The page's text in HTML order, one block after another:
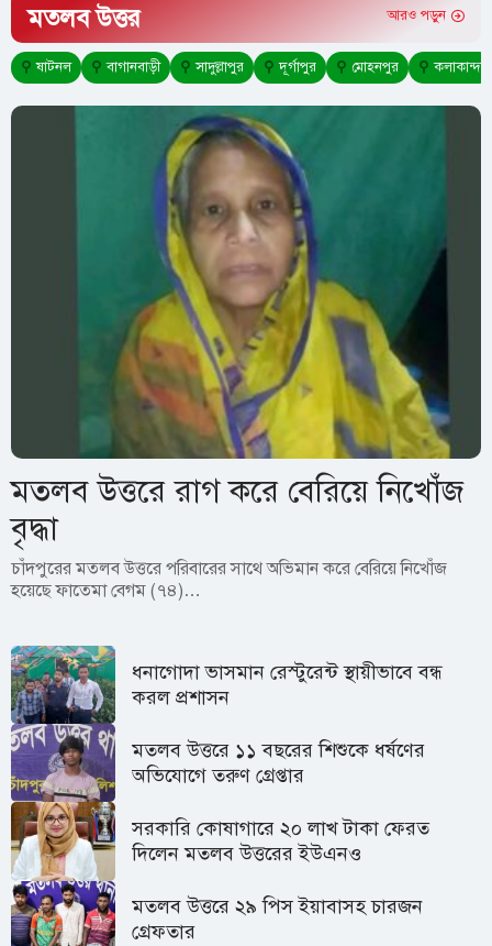
মতলব উত্তর আরও পড়ুন
⚲ ষাটনল ⚲ বাগানবাড়ী ⚲ সাদুল্লাপুর ⚲ দূর্গাপুর ⚲ মোহনপুর ⚲ কলাকান্দা
মতলব উত্তরে রাগ করে বেরিয়ে নিখোঁজ
বৃদ্ধা
চাঁদপুরের মতলব উত্তরে পরিবারের সাথে অভিমান করে বেরিয়ে নিখোঁজ
হয়েছে ফাতেমা বেগম (৭৪)…
ধনাগোদা ভাসমান রেস্টুরেন্ট স্থায়ীভাবে বন্ধ
করল প্রশাসন
মতলব উত্তরে ১১ বছরের শিশুকে ধর্ষণের
অভিযোগে তরুণ গ্রেপ্তার
সরকারি কোষাগারে ২০ লাখ টাকা ফেরত
দিলেন মতলব উত্তরের ইউএনও
মতলব উত্তরে ২৯ পিস ইয়াবাসহ চারজন
গ্রেফতার